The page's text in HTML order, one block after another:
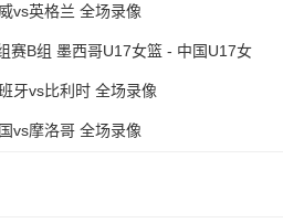
vs英格兰 全场录像
赛B组 墨西哥U17女篮 - 中国U17女
牙vs比利时 全场录像
vs摩洛哥 全场录像